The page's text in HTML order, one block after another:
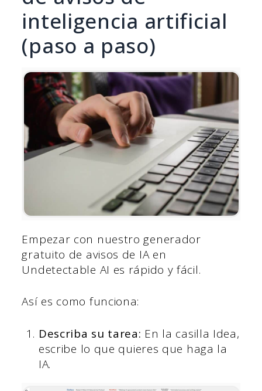
inteligencia artificial
(paso a paso)
Empezar con nuestro generador
gratuito de avisos de IA en
Undetectable AI es rápido y fácil.
Así es como funciona:
Describa su tarea: En la casilla Idea,
escribe lo que quieres que haga la
IA.